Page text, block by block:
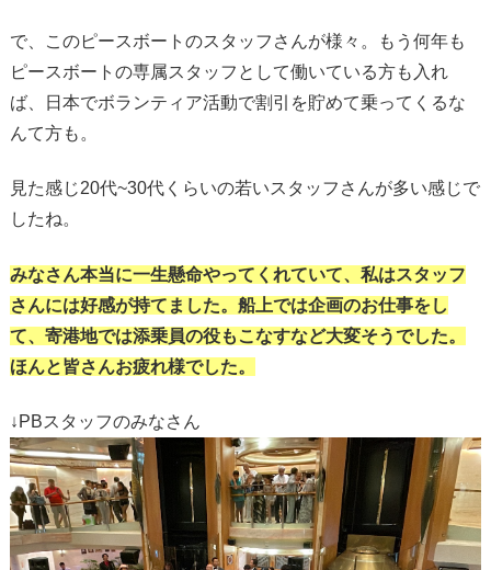
で、このピースボートのスタッフさんが様々。もう何年も
ピースボートの専属スタッフとして働いている方も入れ
ば、日本でボランティア活動で割引を貯めて乗ってくるな
んて方も。
見た感じ20代~30代くらいの若いスタッフさんが多い感じで
したね。
みなさん本当に一生懸命やってくれていて、私はスタッフ
さんには好感が持てました。船上では企画のお仕事をし
て、寄港地では添乗員の役もこなすなど大変そうでした。
ほんと皆さんお疲れ様でした。
↓PBスタッフのみなさん